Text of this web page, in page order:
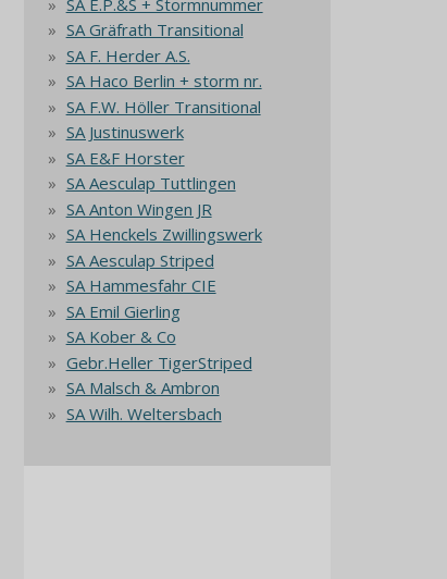
SA Gräfrath Transitional
SA F. Herder A.S.
SA Haco Berlin + storm nr.
SA F.W. Höller Transitional
SA Justinuswerk
SA E&F Horster
SA Aesculap Tuttlingen
SA Anton Wingen JR
SA Henckels Zwillingswerk
SA Aesculap Striped
SA Hammesfahr CIE
SA Emil Gierling
SA Kober & Co
Gebr.Heller TigerStriped
SA Malsch & Ambron
SA Wilh. Weltersbach